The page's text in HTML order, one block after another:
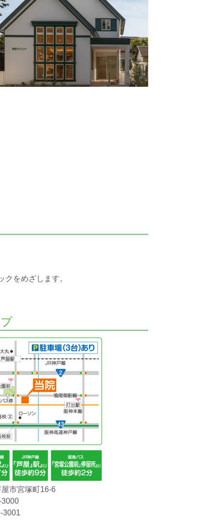
をめざします。
禁煙外来一時
休止のお知ら
せ
2023年12月20日
市宮塚町16-6
3000
3001